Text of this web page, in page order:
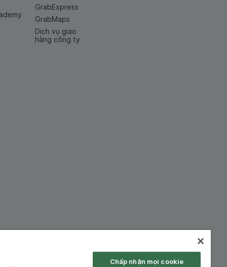
GrabExpress
GrabMaps
Dịch vụ giao
hàng công ty
Chấp nhận mọi cookie